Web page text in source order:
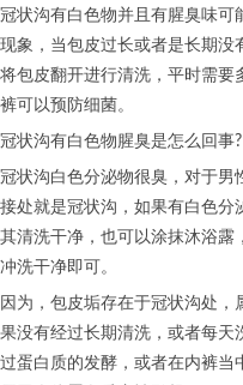
冠状沟有白色物并且有腥臭味可
现象，当包皮过长或者是长期没
将包皮翻开进行清洗，平时需要
裤可以预防细菌。
冠状沟有白色物腥臭是怎么回事?
冠状沟白色分泌物很臭，对于男
接处就是冠状沟，如果有白色分
其清洗干净，也可以涂抹沐浴露
冲洗干净即可。
因为，包皮垢存在于冠状沟处
果没有经过长期清洗，或者每天
过蛋白质的发酵，或者在内裤当